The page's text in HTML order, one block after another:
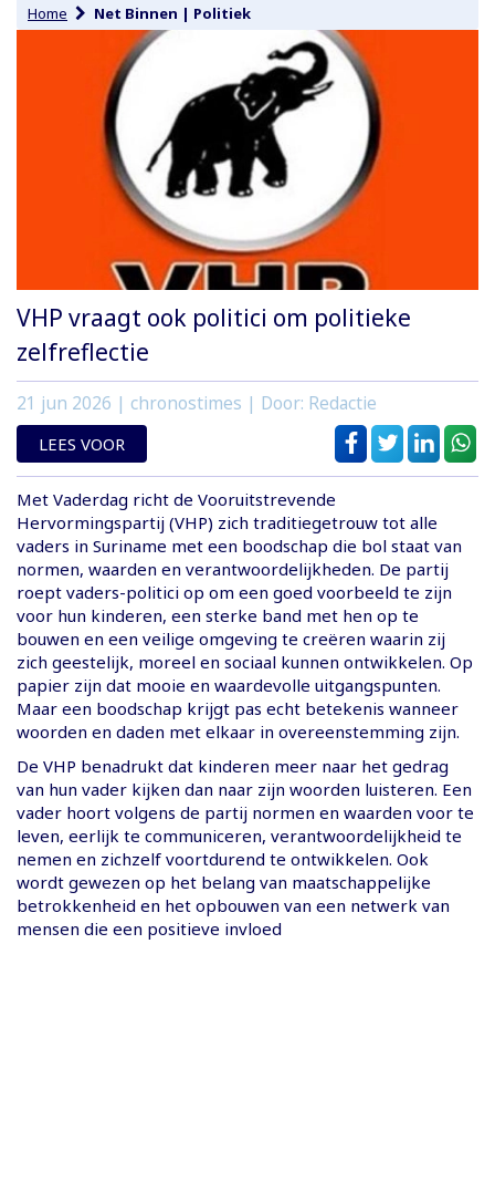
Home Net Binnen | Politiek
VHP vraagt ook politici om politieke
zelfreflectie
21 jun 2026 | chronostimes | Door: Redactie
LEES VOOR
Met Vaderdag richt de Vooruitstrevende
Hervormingspartij (VHP) zich traditiegetrouw tot alle
vaders in Suriname met een boodschap die bol staat van
normen, waarden en verantwoordelijkheden. De partij
roept vaders-politici op om een goed voorbeeld te zijn
voor hun kinderen, een sterke band met hen op te
bouwen en een veilige omgeving te creëren waarin zij
zich geestelijk, moreel en sociaal kunnen ontwikkelen. Op
papier zijn dat mooie en waardevolle uitgangspunten.
Maar een boodschap krijgt pas echt betekenis wanneer
woorden en daden met elkaar in overeenstemming zijn.
De VHP benadrukt dat kinderen meer naar het gedrag
van hun vader kijken dan naar zijn woorden luisteren. Een
vader hoort volgens de partij normen en waarden voor te
leven, eerlijk te communiceren, verantwoordelijkheid te
nemen en zichzelf voortdurend te ontwikkelen. Ook
wordt gewezen op het belang van maatschappelijke
betrokkenheid en het opbouwen van een netwerk van
mensen die een positieve invloed